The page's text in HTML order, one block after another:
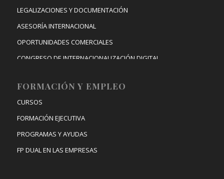
LEGALIZACIONES Y DOCUMENTACIÓN
ASESORÍA INTERNACIONAL
OPORTUNIDADES COMERCIALES
CONGRESO DE INTERNACIONALIZACIÓN DIGITAL
FORMACIÓN Y EMPLEO
CURSOS
FORMACIÓN EJECUTIVA
PROGRAMAS Y AYUDAS
FP DUAL EN LAS EMPRESAS